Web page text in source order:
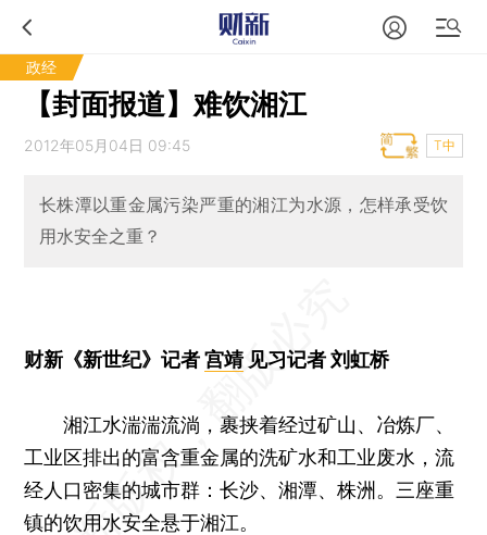
政经
【封面报道】难饮湘江
2012年05月04日 09:45 T中
长株潭以重金属污染严重的湘江为水源，怎样承受饮
用水安全之重？
财新《新世纪》记者宫靖 见习记者 刘虹桥
湘江水湍湍流淌，裹挟着经过矿山、冶炼厂、
工业区排出的富含重金属的洗矿水和工业废水，流
经人口密集的城市群：长沙、湘潭、株洲。三座重
镇的饮用水安全悬于湘江。